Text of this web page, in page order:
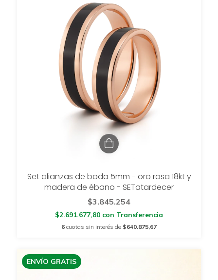
Set alianzas de boda 5mm - oro rosa 18kt y
madera de ébano - SETatardecer
$3.845.254
$2.691.677,80 con Transferencia
6 cuotas sin interés de $640.875,67
ENVÍO GRATIS